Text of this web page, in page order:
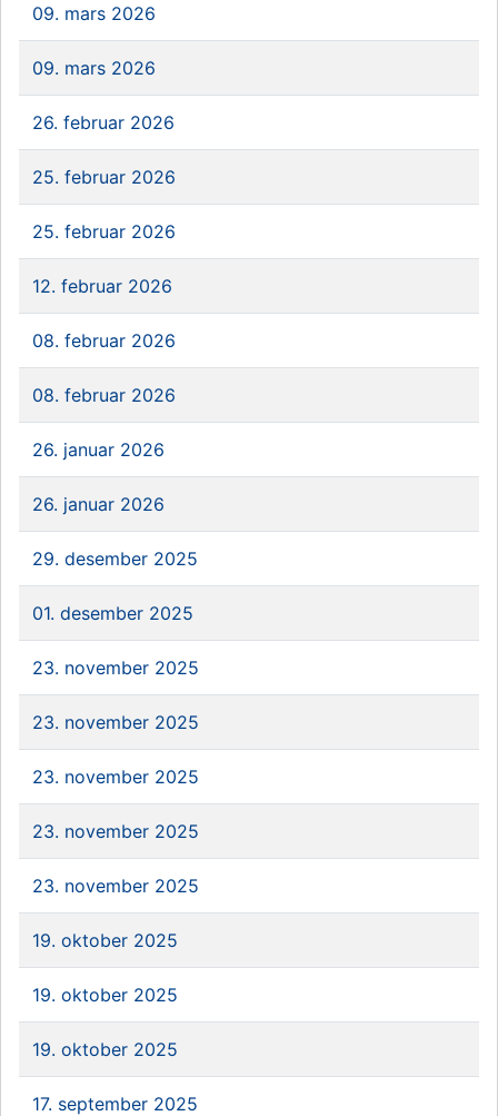
09. mars 2026
09. mars 2026
26. februar 2026
25. februar 2026
25. februar 2026
12. februar 2026
08. februar 2026
08. februar 2026
26. januar 2026
26. januar 2026
29. desember 2025
01. desember 2025
23. november 2025
23. november 2025
23. november 2025
23. november 2025
23. november 2025
19. oktober 2025
19. oktober 2025
19. oktober 2025
17. september 2025